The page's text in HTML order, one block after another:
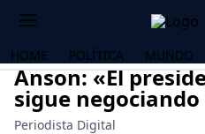
HOME POLÍTICA MUNDO
Anson: «El
sigue negociando
Periodista Digital